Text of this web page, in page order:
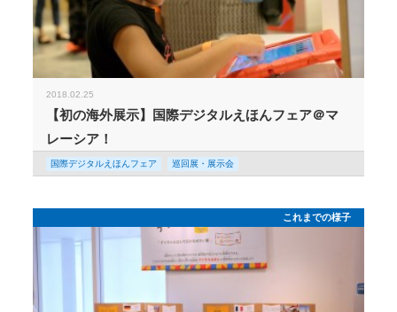
2018.02.25
【初の海外展示】国際デジタルえほんフェア＠マ
レーシア！
国際デジタルえほんフェア 巡回展・展示会
これまでの様子